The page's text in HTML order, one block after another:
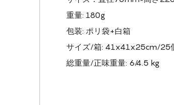
重量: 180g
包装: ポリ袋+白箱
サイズ/箱: 41x41x25cm/25
総重量/正味重量: 6/4.5 kg